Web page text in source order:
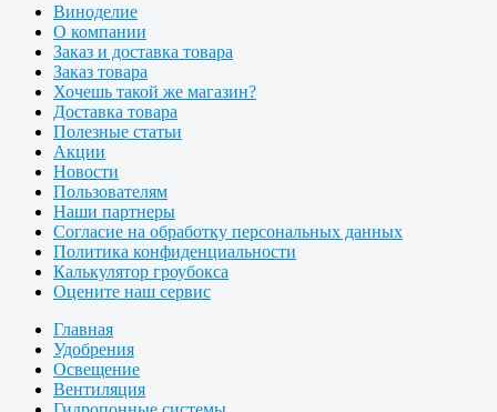
Виноделие
О компании
Заказ и доставка товара
Заказ товара
Хочешь такой же магазин?
Доставка товара
Полезные статьи
Акции
Новости
Пользователям
Наши партнеры
Согласие на обработку персональных данных
Политика конфиденциальности
Калькулятор гроубокса
Оцените наш сервис
Главная
Удобрения
Освещение
Вентиляция